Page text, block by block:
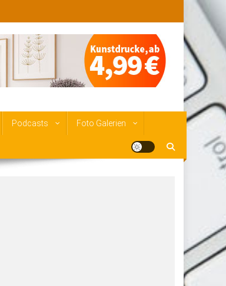
Podcasts Foto Galerien